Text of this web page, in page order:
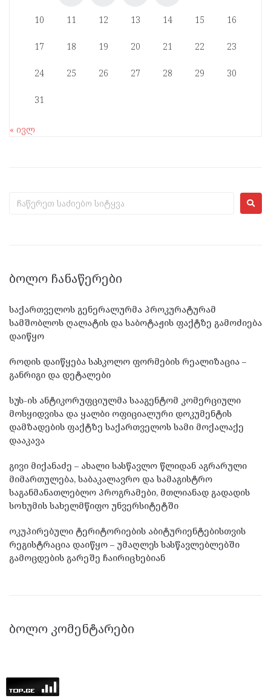
10 11 12 13 14 15 16
17 18 19 20 21 22 23
24 25 26 27 28 29 30
31
« ივლ
ᲑᲝᲚᲝ ᲩᲐᲜᲐᲬᲔᲠᲔᲑᲘ
საქართველოს გენერალურმა პროკურატურამ
სამშობლოს ღალატის და საბოტაჟის ფაქტზე გამოძიება
დაიწყო
როდის დაიწყება სასკოლო ფორმების რეალიზაცია –
განრიგი და დეტალები
სუს-ის ანტიკორუფციულმა სააგენტომ კომერციული
მოსყიდვისა და ყალბი ოფიციალური დოკუმენტის
დამზადების ფაქტზე საქართველოს სამი მოქალაქე
დააკავა
გივი მიქანაძე – ახალი სასწავლო წლიდან აგრარული
მიმართულება, საბაკალავრო და სამაგისტრო
საგანმანათლებლო პროგრამები, მთლიანად გადადის
სოხუმის სახელმწიფო უნვერსიტეტში
ოკუპირებული ტერიტორიების აბიტურიენტებისთვის
რეგისტრაცია დაიწყო – უმაღლეს სასწავლებლებში
გამოცდების გარეშე ჩაირიცხებიან
ᲑᲝᲚᲝ ᲙᲝᲛᲔᲜᲢᲐᲠᲔᲑᲘ